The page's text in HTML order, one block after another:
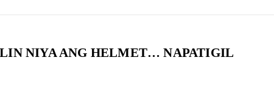
NIYA ANG HELMET… NAPATIGIL